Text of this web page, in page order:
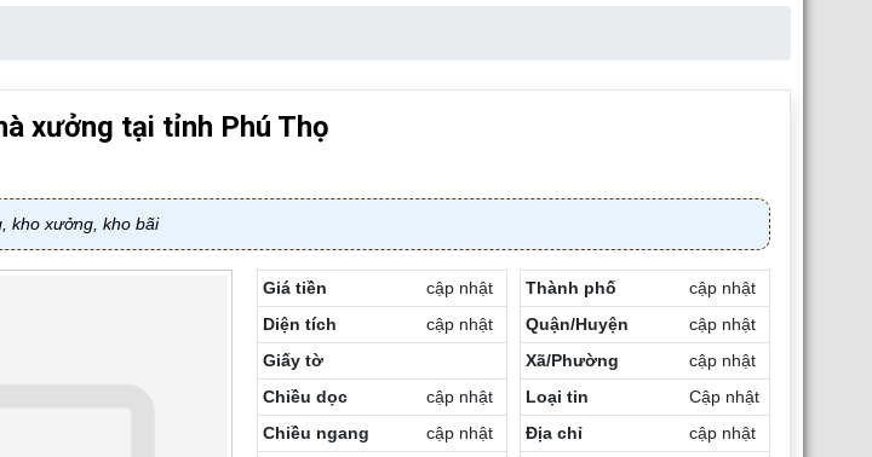
xưởng tại tỉnh Phú Thọ
kho xưởng, kho bãi
Giá tiền
cập nhật
Diện tích
cập nhật
Giấy tờ
Chiều dọc
cập nhật
Chiều ngang
cập nhật
Thành phố
cập nhật
Quận/Huyện
cập nhật
Xã/Phường
cập nhật
Loại tin
Cập nhật
Địa chỉ
cập nhật